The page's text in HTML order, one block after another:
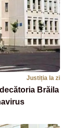
Justiția la zi
Brăila